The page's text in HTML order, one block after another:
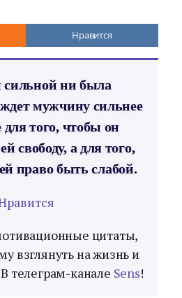
Нравится
ни была
мужчину сильнее
того, чтобы он
свободу, а для того,
право быть слабой.
цитаты,
взглянуть на жизнь и
телеграм-канале Sens!